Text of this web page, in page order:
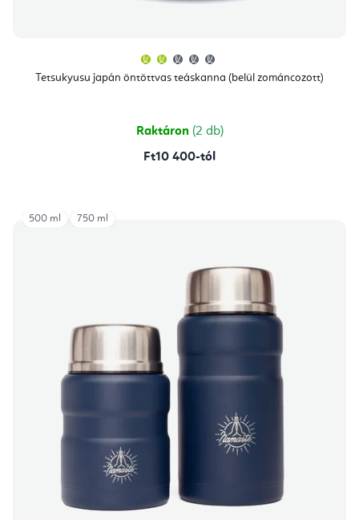
Tetsukyusu japán öntöttvas teáskanna (belül zománcozott)
átlagos
értékelése
csillag.
Raktáron (2 db)
Ft10 400-tól
500 ml 750 ml